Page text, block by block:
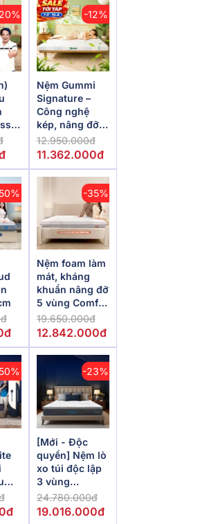
-12%
Nệm Gummi
Signature –
Công nghệ
kép, nâng đỡ
vượt trội,
kháng khuẩn
12.950.000đ
11.362.000đ
-35%
Nệm foam làm
mát, kháng
khuẩn nâng đỡ
5 vùng Comfy
Lux 1.0
19.650.000đ
12.842.000đ
-23%
[Mới - Độc
quyền] Nệm lò
xo túi độc lập
3 vùng
Dunlopillo
de.Stress
24.780.000đ
19.016.000đ